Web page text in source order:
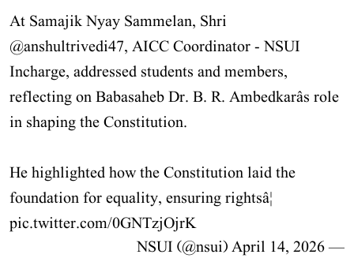
At Samajik Nyay Sammelan, Shri
@anshultrivedi47, AICC Coordinator - NSUI
Incharge, addressed students and members,
reflecting on Babasaheb Dr. B. R. Ambedkarâs role
in shaping the Constitution.
He highlighted how the Constitution laid the
foundation for equality, ensuring rightsâ¦
pic.twitter.com/0GNTzjOjrK
— NSUI (@nsui)
April 14, 2026